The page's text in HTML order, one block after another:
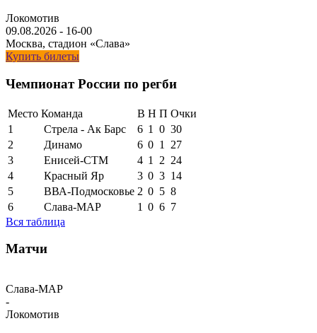
Локомотив
09.08.2026 - 16-00
Москва, стадион «Слава»
Купить билеты
Чемпионат России по регби
Место Команда В Н П Очки
1
Стрела - Ак Барс 6 1 0 30
2
Динамо 6 0 1
27
3
Енисей-СТМ 4 1 2 24
4
Красный Яр 3 0 3 14
5
ВВА-Подмосковье 2 0 5 8
6
Слава-МАР 1 0 6 7
Вся таблица
Матчи
Слава-МАР
-
Локомотив